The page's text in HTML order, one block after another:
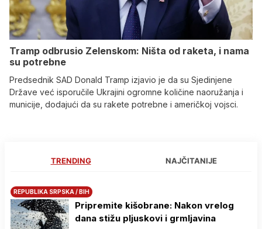
Tramp odbrusio Zelenskom: Ništa od raketa, i nama
su potrebne
Predsednik SAD Donald Tramp izjavio je da su Sjedinjene
Države već isporučile Ukrajini ogromne količine naoružanja i
municije, dodajući da su rakete potrebne i američkoj vojsci.
TRENDING NAJČITANIJE
REPUBLIKA SRPSKA / BIH
Pripremite kišobrane: Nakon vrelog
dana stižu pljuskovi i grmljavina